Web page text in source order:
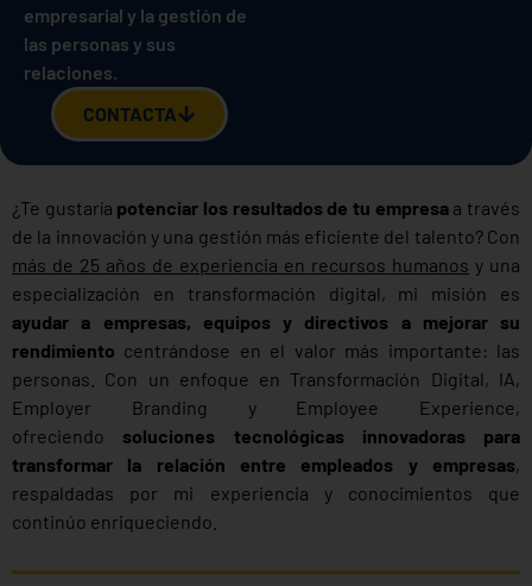
empresarial y la gestión de
las personas y sus
relaciones.
CONTACTA
¿Te gustaría potenciar los resultados de tu empresaa través
de la innovación y una gestión más eficiente del talento? Con
más de 25 años de experiencia en recursos humanos y una
especialización en transformación digital, mi misión es
ayudar a empresas, equipos y directivos a mejorar su
rendimiento centrándose en el valor más importante: las
personas. Con un enfoque en Transformación Digital, IA,
Employer Branding y Employee Experience,
ofreciendo soluciones tecnológicas innovadoras para
transformar la relación entre empleados y empresas,
respaldadas por mi experiencia y conocimientos que
continúo enriqueciendo.